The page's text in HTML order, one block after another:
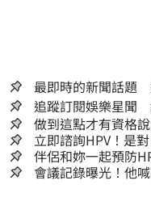
最即時的新聞話題
追蹤訂閱娛樂星聞
做到這點才有資格
立即諮詢HPV！是
嫌晚！
伴侶和妳一起預防
會議記錄曝光！他